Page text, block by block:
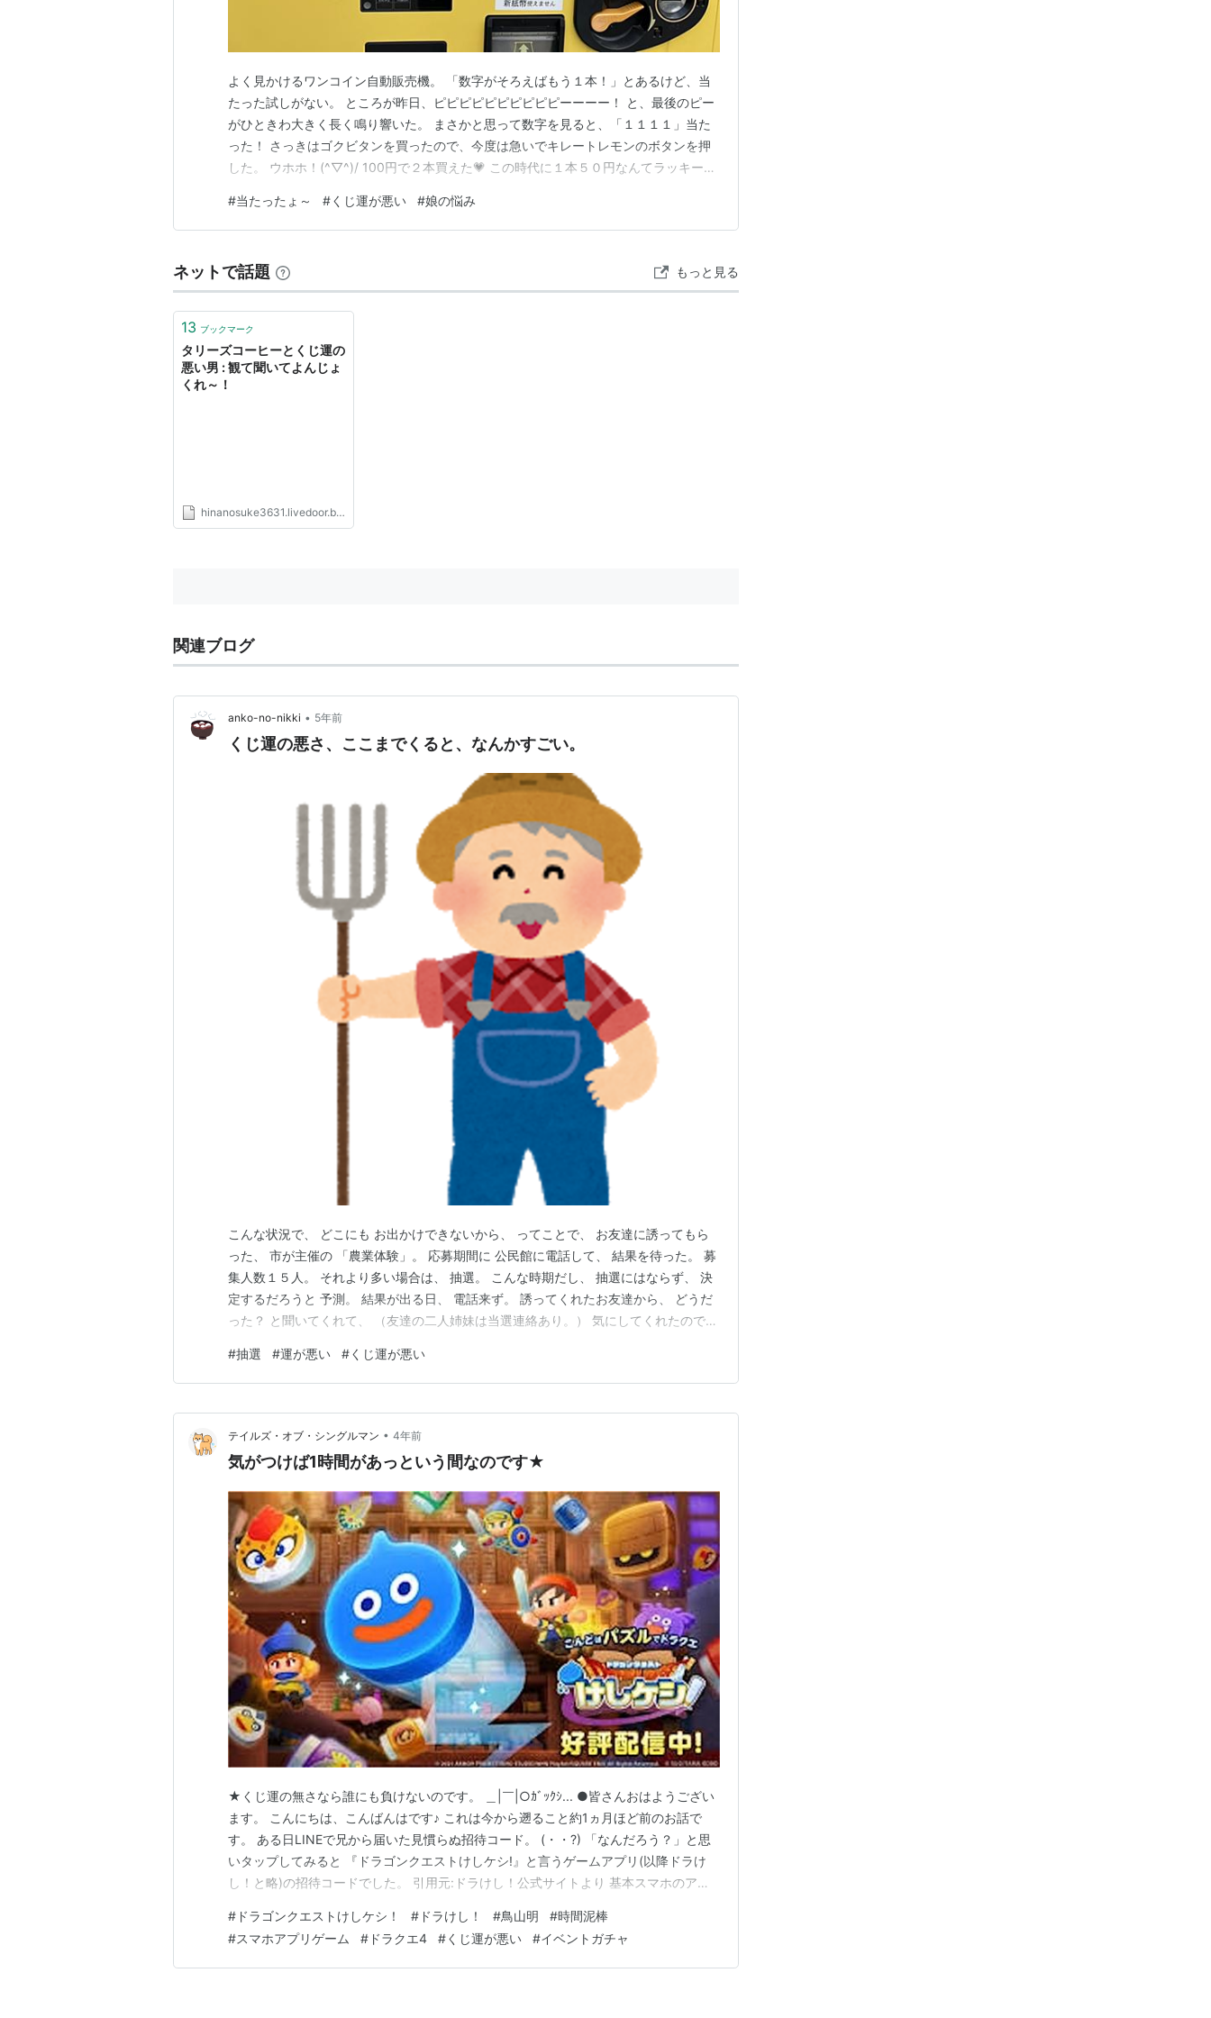
よく見かけるワンコイン自動販売機。 「数字がそろえばもう１本！」とあるけど、当
たった試しがない。 ところが昨日、ピピピピピピピピピピーーーー！ と、最後のピー
がひときわ大きく長く鳴り響いた。 まさかと思って数字を見ると、「１１１１」当た
った！ さっきはゴクビタンを買ったので、今度は急いでキレートレモンのボタンを押
した。 ウホホ！(^▽^)/ 100円で２本買えた💗 この時代に１本５０円なんてラッキー🎵
たいに音で知らせてはくれなかったので、あれは勘違いだったのかも。 この自販機を
利用するようになって１年経つけど、当た…
#当たったょ～ #くじ運が悪い #娘の悩み
ネットで話題 もっと見る
13 ブックマーク
タリーズコーヒーとくじ運の
悪い男 : 観て聞いてよんじょ
くれ～！
hinanosuke3631.livedoor.blog
関連ブログ
anko-no-nikki • 5年前
くじ運の悪さ、ここまでくると、なんかすごい。
こんな状況で、 どこにも お出かけできないから、 ってことで、 お友達に誘ってもら
った、 市が主催の 「農業体験」。 応募期間に 公民館に電話して、 結果を待った。 募
集人数１５人。 それより多い場合は、 抽選。 こんな時期だし、 抽選にはならず、 決
定するだろうと 予測。 結果が出る日、 電話来ず。 誘ってくれたお友達から、 どうだ
った？ と聞いてくれて、 （友達の二人姉妹は当選連絡あり。） 気にしてくれたので、
で？ ほんとに？ ついつい 聞いてしまった、 「受付された人数は 何人だったのです
か？」 と。 「…
#抽選 #運が悪い #くじ運が悪い
テイルズ・オブ・シングルマン • 4年前
気がつけば1時間があっという間なのです★
★くじ運の無さなら誰にも負けないのです。 ＿|￣|○ｶﾞｯｸｼ... ●皆さんおはようござい
ます。 こんにちは、こんばんはです♪ これは今から遡ること約1ヵ月ほど前のお話で
す。 ある日LINEで兄から届いた見慣らぬ招待コード。 (・・?) 「なんだろう？」と思
いタップしてみると 『ドラゴンクエストけしケシ!』と言うゲームアプリ(以降ドラけ
し！と略)の招待コードでした。 引用元:ドラけし！公式サイトより 基本スマホのアプ
場する愛らしいモンスターがさらに可愛らしくデフォルメされた「ドラけし」に興味惹
かれ、とりあえずインス…
# ドラゴンクエストけしケシ！ # ドラけし！ #鳥山明 #時間泥棒
#スマホアプリゲーム # ドラクエ4 #くじ運が悪い #イベントガチャ